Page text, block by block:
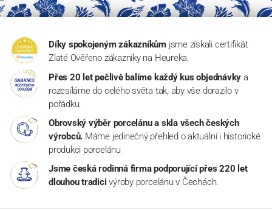
Díky spokojeným zákazníkům jsme získali certifikát
Zlaté Ověřeno zákazníky na Heureka.
Přes 20 let pečlivě balíme každý kus objednávky a
rozesíláme do celého světa tak, aby vše dorazilo v
pořádku.
Obrovský výběr porcelánu a skla všech českých
výrobců. Máme jedinečný přehled o aktuální i historické
produkci porcelánu
Jsme česká rodinná firma podporující přes 220 let
dlouhou tradici výroby porcelánu v Čechách.